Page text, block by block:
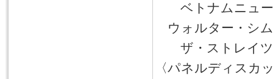
ベトナムニュー
ウォルター・シ
ザ・ストレイツ
〈パネルディスカ